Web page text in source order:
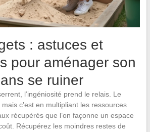
: astuces et
pour aménager son
se ruiner
l’ingéniosité prend le relais. Le
c’est en multipliant les ressources
récupérés que l’on façonne un espace
Récupérez les moindres restes de